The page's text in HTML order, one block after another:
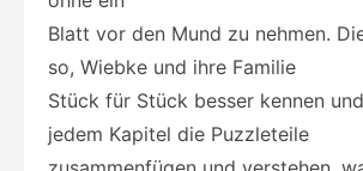
Blatt vor den Mund zu nehmen.
so, Wiebke und ihre Familie
Stück für Stück besser kennen
jedem Kapitel die Puzzleteile